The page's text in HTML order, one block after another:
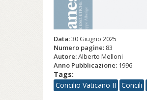
Data:30 Giugno 2025
Numero pagine: 83
Autore:Alberto Melloni
Anno Pubblicazione: 1996
Tags:
Concilio Vaticano II
Concili